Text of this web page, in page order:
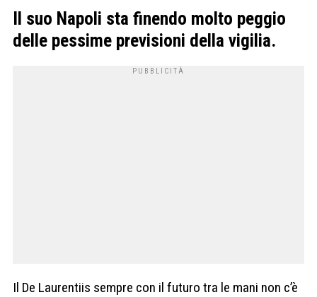
Il suo Napoli sta finendo molto peggio
delle pessime previsioni della vigilia.
Il De Laurentiis sempre con il futuro tra le mani non c’è